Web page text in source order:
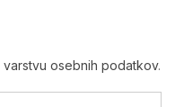
varstvu osebnih podatkov.